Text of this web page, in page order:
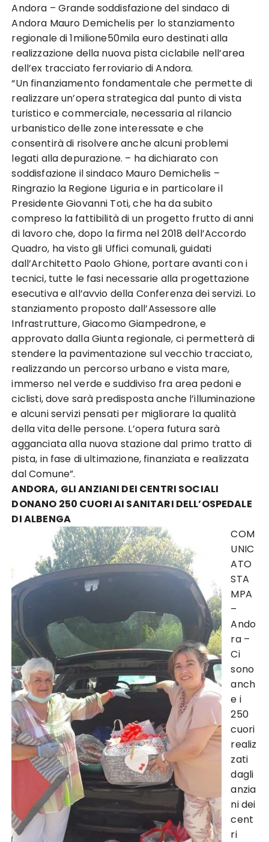
Andora – Grande soddisfazione del sindaco di
Andora Mauro Demichelis per lo stanziamento
regionale di 1milione50mila euro destinati alla
realizzazione della nuova pista ciclabile nell’area
dell’ex tracciato ferroviario di Andora.
“Un finanziamento fondamentale che permette di
realizzare un’opera strategica dal punto di vista
turistico e commerciale, necessaria al rilancio
urbanistico delle zone interessate e che
consentirà di risolvere anche alcuni problemi
legati alla depurazione. – ha dichiarato con
soddisfazione il sindaco Mauro Demichelis –
Ringrazio la Regione Liguria e in particolare il
Presidente Giovanni Toti, che ha da subito
compreso la fattibilità di un progetto frutto di anni
di lavoro che, dopo la firma nel 2018 dell’Accordo
Quadro, ha visto gli Uffici comunali, guidati
dall’Architetto Paolo Ghione, portare avanti con i
tecnici, tutte le fasi necessarie alla progettazione
esecutiva e all’avvio della Conferenza dei servizi. Lo
stanziamento proposto dall’Assessore alle
Infrastrutture, Giacomo Giampedrone, e
approvato dalla Giunta regionale, ci permetterà di
stendere la pavimentazione sul vecchio tracciato,
realizzando un percorso urbano e vista mare,
immerso nel verde e suddiviso fra area pedoni e
ciclisti, dove sarà predisposta anche l’illuminazione
e alcuni servizi pensati per migliorare la qualità
della vita delle persone. L’opera futura sarà
agganciata alla nuova stazione dal primo tratto di
pista, in fase di ultimazione, finanziata e realizzata
dal Comune”.
ANDORA, GLI ANZIANI DEI CENTRI SOCIALI
DONANO 250 CUORI AI SANITARI DELL’OSPEDALE
DI ALBENGA
COM
UNIC
ATO
STA
MPA
–
Ando
ra –
Ci
sono
anch
e i
250
cuori
realiz
zati
dagli
anzia
ni dei
cent
ri